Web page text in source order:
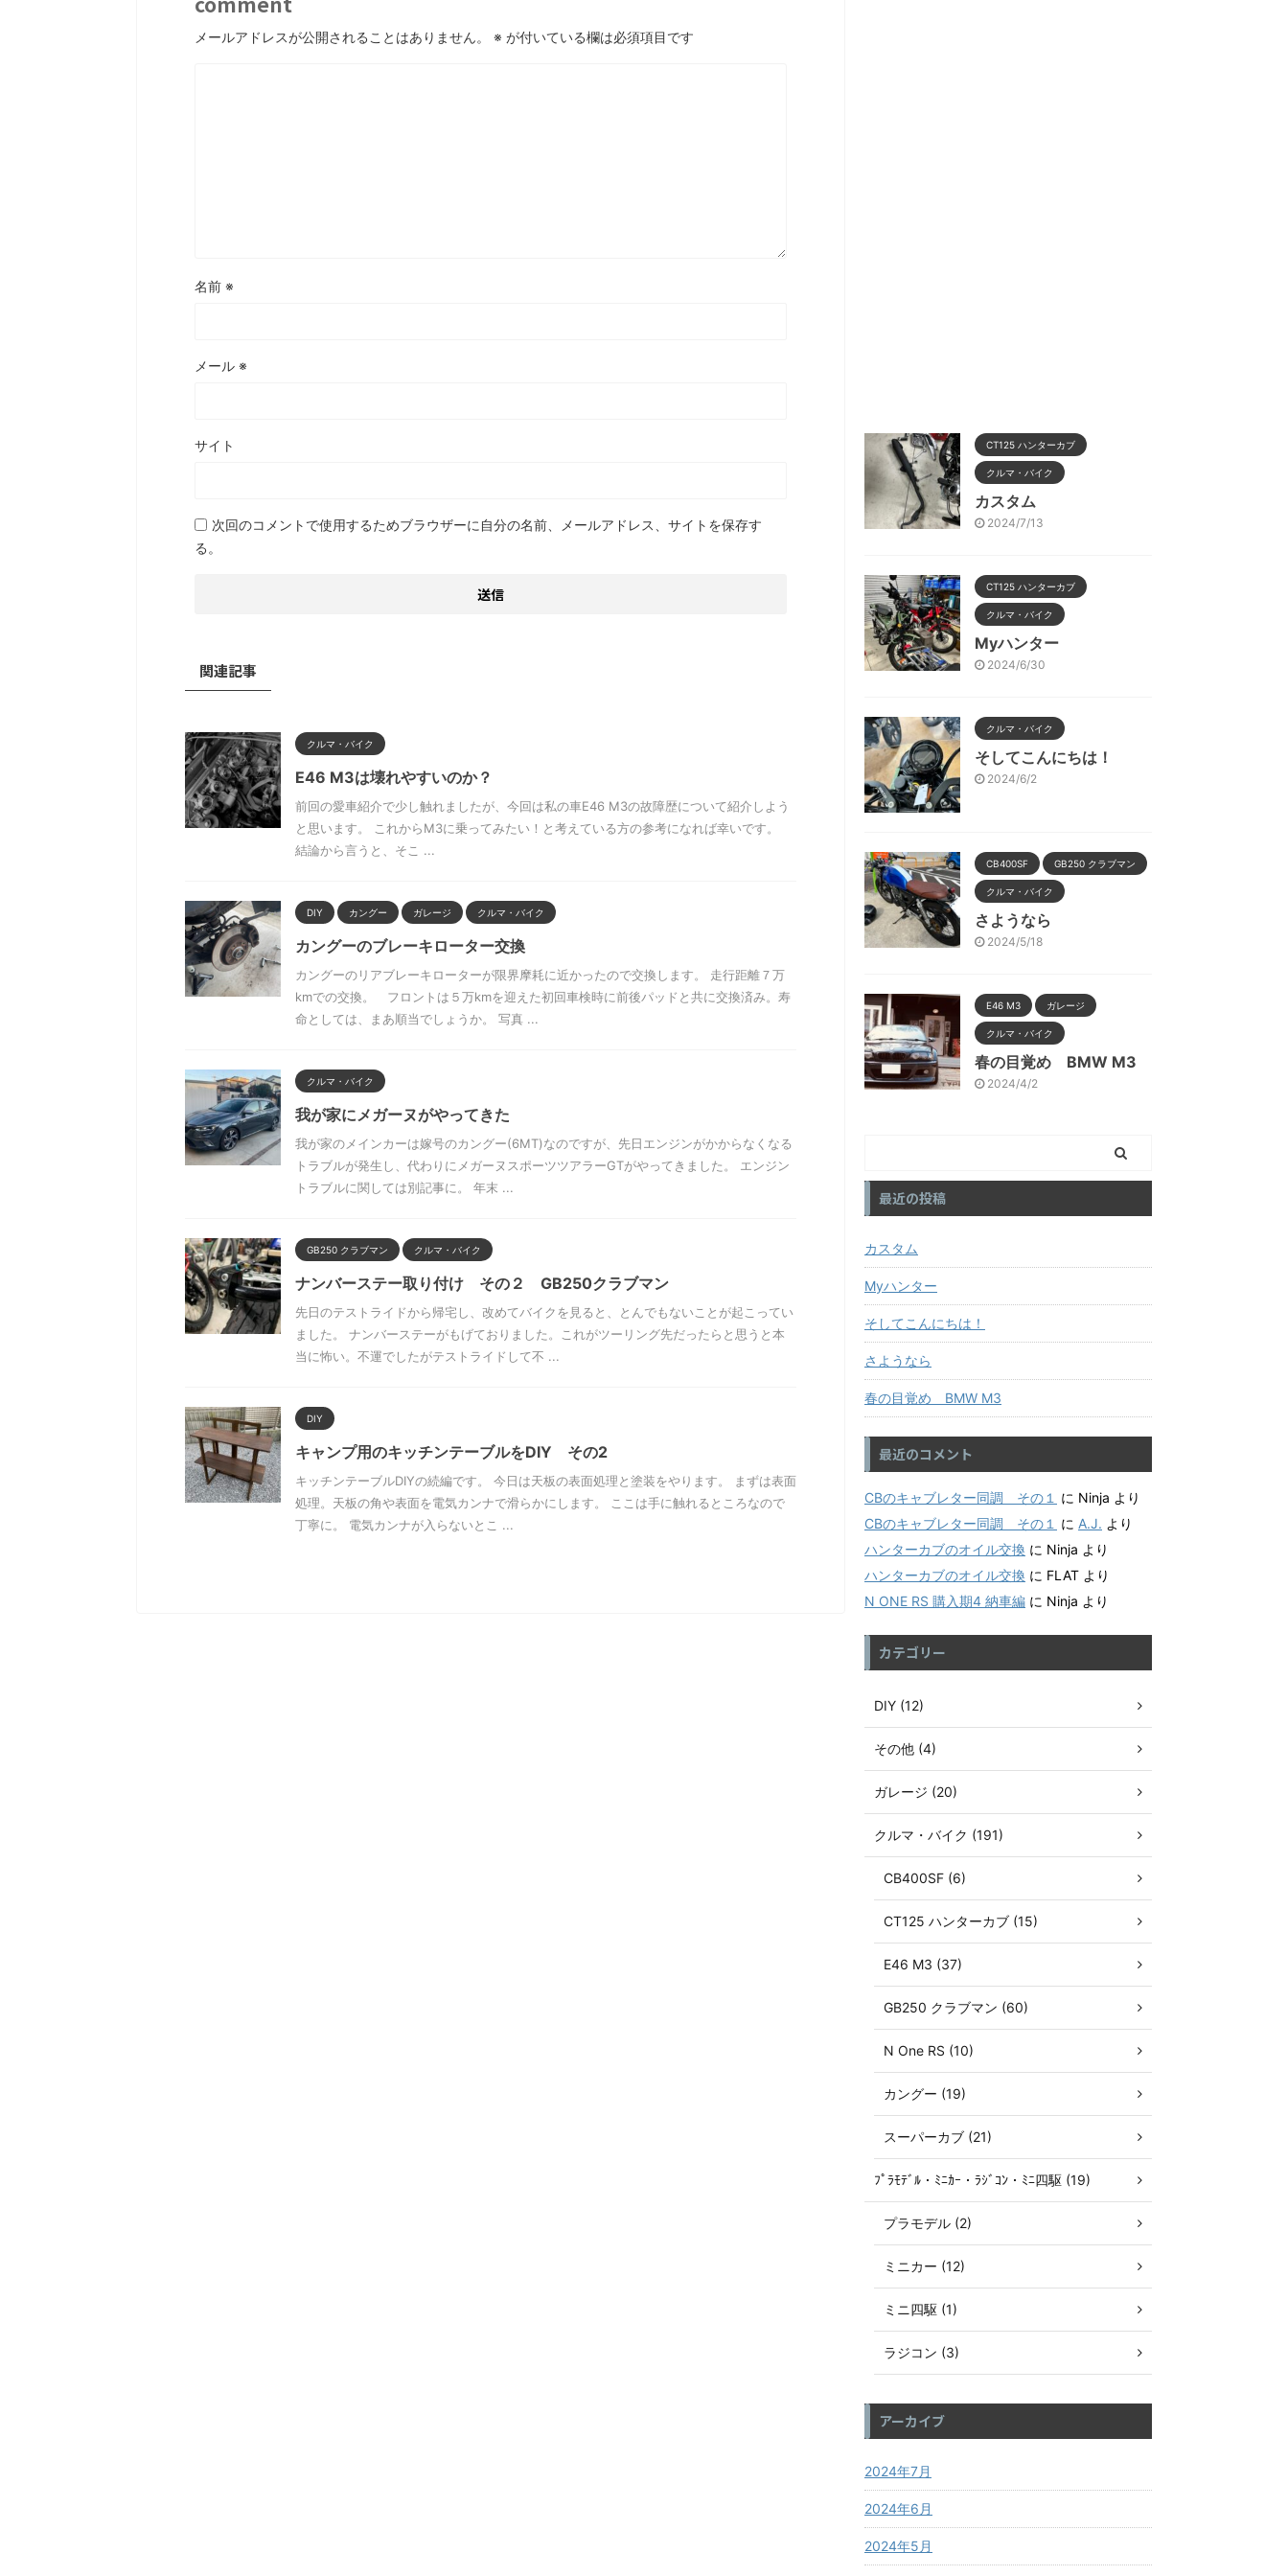
メールアドレスが公開されることはありません。 ※ が付いている欄は必須項目です
名前 ※
メール ※
サイト
次回のコメントで使用するためブラウザーに自分の名前、メールアドレス、サイトを保存す
る。
関連記事
クルマ・バイク
E46 M3は壊れやすいのか？
前回の愛車紹介で少し触れましたが、今回は私の車E46 M3の故障歴について紹介しよう
と思います。 これからM3に乗ってみたい！と考えている方の参考になれば幸いです。
結論から言うと、そこ ...
DIY カングー ガレージ クルマ・バイク
カングーのブレーキローター交換
カングーのリアブレーキローターが限界摩耗に近かったので交換します。 走行距離７万
kmでの交換。 フロントは５万kmを迎えた初回車検時に前後パッドと共に交換済み。寿
命としては、まあ順当でしょうか。 写真 ...
クルマ・バイク
我が家にメガーヌがやってきた
我が家のメインカーは嫁号のカングー(6MT)なのですが、先日エンジンがかからなくなる
トラブルが発生し、代わりにメガーヌスポーツツアラーGTがやってきました。 エンジン
トラブルに関しては別記事に。 年末 ...
GB250 クラブマン クルマ・バイク
ナンバーステー取り付け その２ GB250クラブマン
先日のテストライドから帰宅し、改めてバイクを見ると、とんでもないことが起こってい
ました。 ナンバーステーがもげておりました。これがツーリング先だったらと思うと本
当に怖い。不運でしたがテストライドして不 ...
DIY
キャンプ用のキッチンテーブルをDIY その2
キッチンテーブルDIYの続編です。 今日は天板の表面処理と塗装をやります。 まずは表面
処理。天板の角や表面を電気カンナで滑らかにします。 ここは手に触れるところなので
丁寧に。 電気カンナが入らないとこ ...
CT125 ハンターカブ
クルマ・バイク
カスタム
2024/7/13
CT125 ハンターカブ
クルマ・バイク
Myハンター
2024/6/30
クルマ・バイク
そしてこんにちは！
2024/6/2
CB400SF GB250 クラブマン
クルマ・バイク
さようなら
2024/5/18
E46 M3 ガレージ
クルマ・バイク
春の目覚め BMW M3
2024/4/2
最近の投稿
カスタム
Myハンター
そしてこんにちは！
さようなら
春の目覚め BMW M3
最近のコメント
CBのキャブレター同調 その１ に Ninja より
CBのキャブレター同調 その１
に A.J. より
ハンターカブのオイル交換 に Ninja より
ハンターカブのオイル交換 に FLAT より
N ONE RS 購入期4 納車編 に Ninja より
カテゴリー
DIY (12)
その他 (4)
ガレージ (20)
クルマ・バイク (191)
CB400SF (6)
CT125 ハンターカブ (15)
E46 M3 (37)
GB250 クラブマン (60)
N One RS (10)
カングー (19)
スーパーカブ (21)
ﾌﾟﾗﾓﾃﾞﾙ・ﾐﾆｶｰ・ﾗｼﾞｺﾝ・ﾐﾆ四駆 (19)
プラモデル (2)
ミニカー (12)
ミニ四駆 (1)
ラジコン (3)
アーカイブ
2024年7月
2024年6月
2024年5月